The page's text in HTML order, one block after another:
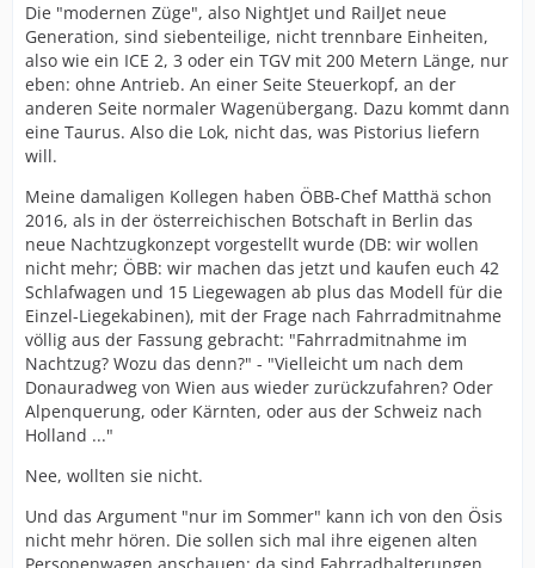
Die "modernen Züge", also NightJet und RailJet neue
Generation, sind siebenteilige, nicht trennbare Einheiten,
also wie ein ICE 2, 3 oder ein TGV mit 200 Metern Länge, nur
eben: ohne Antrieb. An einer Seite Steuerkopf, an der
anderen Seite normaler Wagenübergang. Dazu kommt dann
eine Taurus. Also die Lok, nicht das, was Pistorius liefern
will.
Meine damaligen Kollegen haben ÖBB-Chef Matthä schon
2016, als in der österreichischen Botschaft in Berlin das
neue Nachtzugkonzept vorgestellt wurde (DB: wir wollen
nicht mehr; ÖBB: wir machen das jetzt und kaufen euch 42
Schlafwagen und 15 Liegewagen ab plus das Modell für die
Einzel-Liegekabinen), mit der Frage nach Fahrradmitnahme
völlig aus der Fassung gebracht: "Fahrradmitnahme im
Nachtzug? Wozu das denn?" - "Vielleicht um nach dem
Donauradweg von Wien aus wieder zurückzufahren? Oder
Alpenquerung, oder Kärnten, oder aus der Schweiz nach
Holland ..."
Nee, wollten sie nicht.
Und das Argument "nur im Sommer" kann ich von den Ösis
nicht mehr hören. Die sollen sich mal ihre eigenen alten